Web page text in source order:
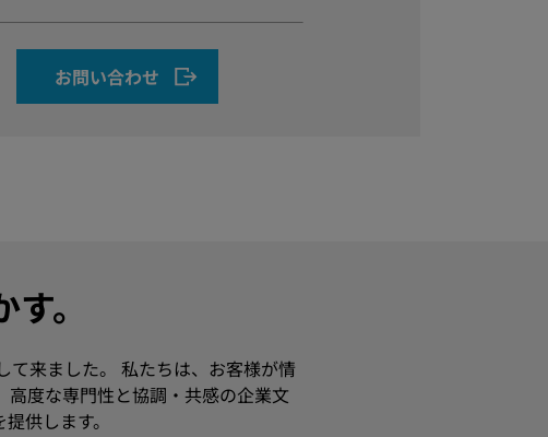
お問い合わせ
。
て来ました。 私たちは、お客様が情
度な専門性と協調・共感の企業文
供します。